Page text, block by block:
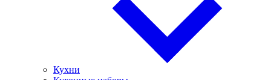
Кухни